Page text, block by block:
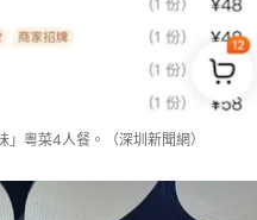
粵菜4人餐。（深圳新聞網）